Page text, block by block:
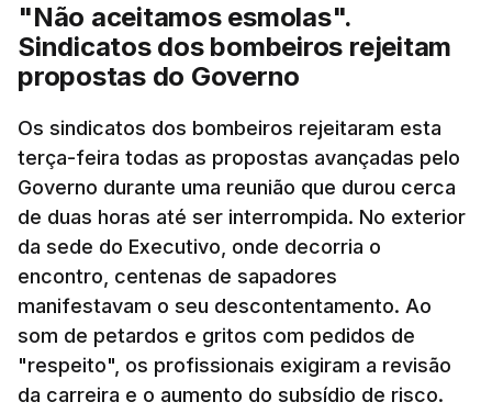
"Não aceitamos esmolas".
Sindicatos dos bombeiros rejeitam
propostas do Governo
Os sindicatos dos bombeiros rejeitaram esta
terça-feira todas as propostas avançadas pelo
Governo durante uma reunião que durou cerca
de duas horas até ser interrompida. No exterior
da sede do Executivo, onde decorria o
encontro, centenas de sapadores
manifestavam o seu descontentamento. Ao
som de petardos e gritos com pedidos de
"respeito", os profissionais exigiram a revisão
da carreira e o aumento do subsídio de risco.